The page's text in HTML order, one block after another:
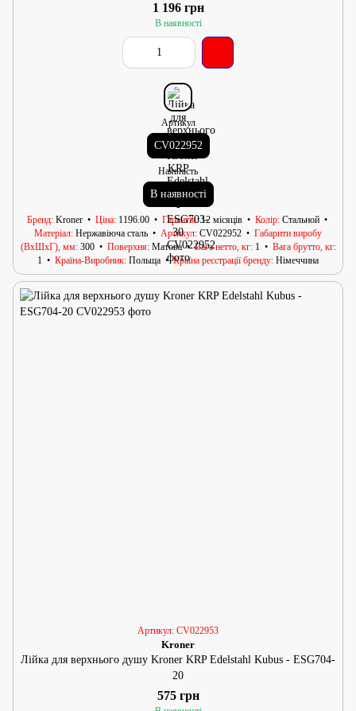
1 196 грн
В наявності
Артикул
CV022952
Наявність
В наявності
Бренд Kroner Ціна 1196.00 Гарантія 12 місяців Колір Стальной
Матеріал Нержавіюча сталь Артикул CV022952
Габарити виробу
(ВхШхГ), мм 300 Поверхня Матова Вага нетто, кг 1
Вага брутто, кг
1
Країна-Виробник Польща Країна реєстрації бренду Німеччина
Артикул: CV022953
Kroner
Лійка для верхнього душу Kroner KRP Edelstahl Kubus - ESG704-
20
575 грн